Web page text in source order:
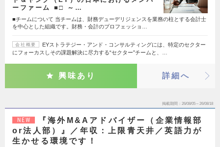
ーファーム ■□ ～…
■チームについて 当チームは、財務デューデリジェンスを業務の柱とする会計士
を中心とした組織です。財務・会計のプロフェッショ…
会社概要
EYストラテジー・アンド・コンサルティングには、特定のセクター
にフォーカスしその課題解決に尽力する“セクター”チームと、…
興味あり 詳細へ
掲載期間 26/08/05～26/08/18
NEW
『海外M&Aアドバイザー（企業情報部
or法人部）』／年収：上限青天井／英語力が
生かせる環境です！